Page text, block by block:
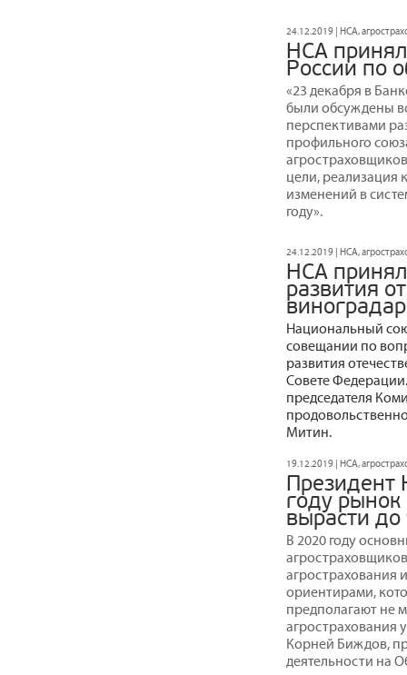
24.12.2019 | НСА,
НСА
России по
«23 декабря в
были обсуждены
перспективами
профильного
цели, реализация
изменений в
году».
24.12.2019 | НСА,
НСА
развития
Национальный
совещании по
развития
Совете
председателя
Митин.
19.12.2019 | НСА,
Президент
году
вырасти
В 2020 году
агрострахования
ориентирами,
предполагают не
агрострахования
Корней Биждов,
деятельности на